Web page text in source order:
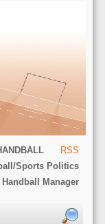
RSS
Sports Politics
Handball Manager